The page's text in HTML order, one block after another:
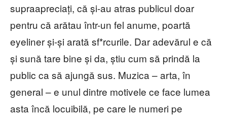
supraapreciați, că și-au atras publicul doar
pentru că arătau într-un fel anume, poartă
eyeliner și-și arată sf*rcurile. Dar adevărul e că
și sună tare bine și da, știu cum să prindă la
public ca să ajungă sus. Muzica – arta, în
general – e unul dintre motivele ce face lumea
asta încă locuibilă, pe care le numeri pe